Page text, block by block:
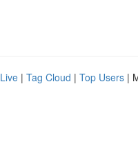
Live | Tag Cloud | Top Users |